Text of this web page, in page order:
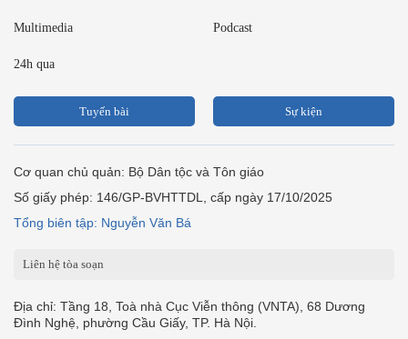
Multimedia Podcast
24h qua
Tuyến bài Sự kiện
Cơ quan chủ quản: Bộ Dân tộc và Tôn giáo
Số giấy phép: 146/GP-BVHTTDL, cấp ngày 17/10/2025
Tổng biên tập: Nguyễn Văn Bá
Liên hệ tòa soạn
Địa chỉ: Tầng 18, Toà nhà Cục Viễn thông (VNTA), 68 Dương
Đình Nghệ, phường Cầu Giấy, TP. Hà Nội.